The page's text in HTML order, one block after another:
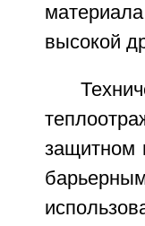
высокой
защитном